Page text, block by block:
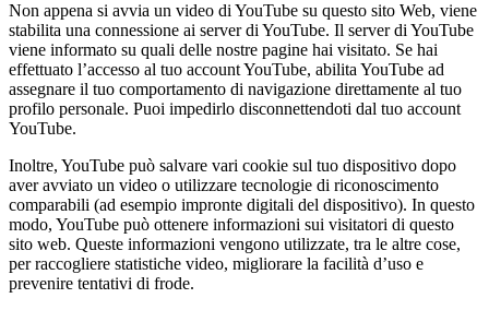
Non appena si avvia un video di YouTube su questo sito Web, viene
stabilita una connessione ai server di YouTube. Il server di YouTube
viene informato su quali delle nostre pagine hai visitato. Se hai
effettuato l’accesso al tuo account YouTube, abilita YouTube ad
assegnare il tuo comportamento di navigazione direttamente al tuo
profilo personale. Puoi impedirlo disconnettendoti dal tuo account
YouTube.
Inoltre, YouTube può salvare vari cookie sul tuo dispositivo dopo
aver avviato un video o utilizzare tecnologie di riconoscimento
comparabili (ad esempio impronte digitali del dispositivo). In questo
modo, YouTube può ottenere informazioni sui visitatori di questo
sito web. Queste informazioni vengono utilizzate, tra le altre cose,
per raccogliere statistiche video, migliorare la facilità d’uso e
prevenire tentativi di frode.